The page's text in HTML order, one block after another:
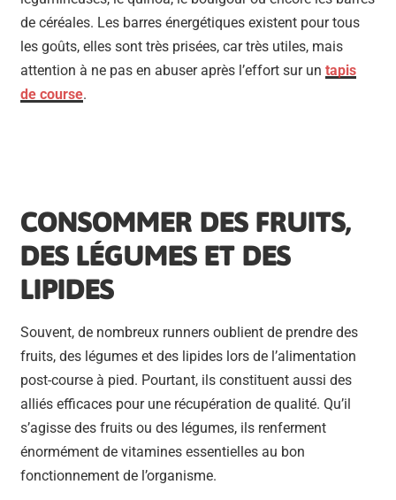
de céréales. Les barres énergétiques existent pour tous
les goûts, elles sont très prisées, car très utiles, mais
attention à ne pas en abuser après l’effort sur untapis
de course.
CONSOMMER DES FRUITS,
DES LÉGUMES ET DES
LIPIDES
Souvent, de nombreux runners oublient de prendre des
fruits, des légumes et des lipides lors de l’alimentation
post-course à pied. Pourtant, ils constituent aussi des
alliés efficaces pour une récupération de qualité. Qu’il
s’agisse des fruits ou des légumes, ils renferment
énormément de vitamines essentielles au bon
fonctionnement de l’organisme.